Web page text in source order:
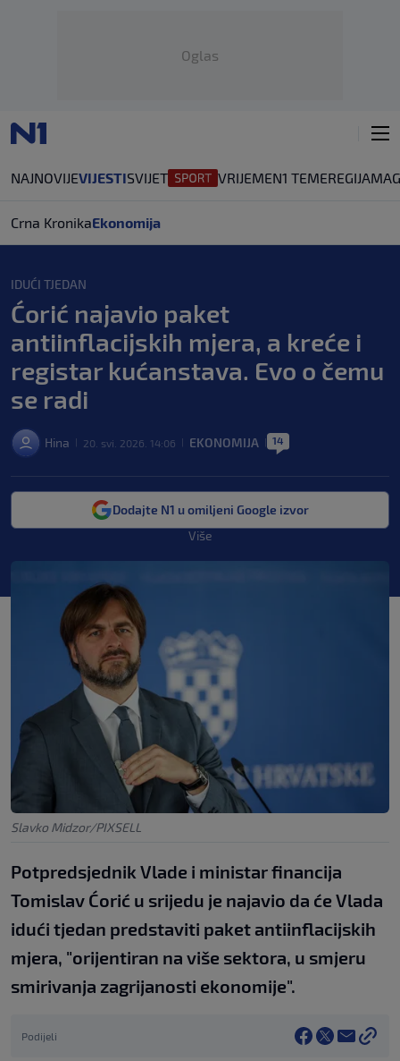
Oglas
NAJNOVIJEVIJESTISVIJET VRIJEMEN1 TEMEREGIJA
Crna KronikaEkonomija
IDUĆI TJEDAN
Ćorić najavio paket
antiinflacijskih mjera, a kreće i
registar kućanstava. Evo o čemu
se radi
Hina 20. svi. 2026. 14:06 EKONOMIJA 14
Dodajte N1 u omiljeni Google izvor
Više
Slavko Midzor/PIXSELL
Potpredsjednik Vlade i ministar financija
Tomislav Ćorić u srijedu je najavio da će Vlada
idući tjedan predstaviti paket antiinflacijskih
mjera, "orijentiran na više sektora, u smjeru
smirivanja zagrijanosti ekonomije".
Podijeli